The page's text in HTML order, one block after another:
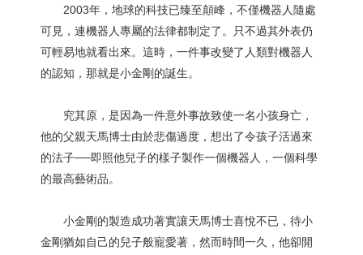
2003年，地球的科技已臻至顛峰，不僅機器人隨處
可見，連機器人專屬的法律都制定了。只不過其外表仍
可輕易地就看出來。這時，一件事改變了人類對機器人
的認知，那就是小金剛的誕生。
究其原，是因為一件意外事故致使一名小孩身亡，
他的父親天馬博士由於悲傷過度，想出了令孩子活過來
的法子──即照他兒子的樣子製作一個機器人，一個科學
的最高藝術品。
小金剛的製造成功著實讓天馬博士喜悅不已，待小
金剛猶如自己的兒子般寵愛著，然而時間一久，他卻開